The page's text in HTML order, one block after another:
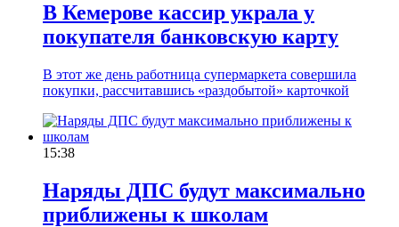
В Кемерове кассир украла у
покупателя банковскую карту
В этот же день работница супермаркета совершила
покупки, рассчитавшись «раздобытой» карточкой
15:38
Наряды ДПС будут максимально
приближены к школам